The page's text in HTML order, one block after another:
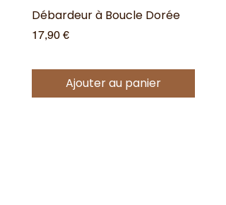
Débardeur à Boucle Dorée
Prix
17,90 €
Ajouter au panier